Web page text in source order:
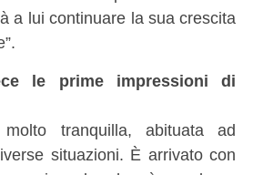
a lui continuare la sua crescita
le prime impressioni di
tranquilla, abituata ad
situazioni. È arrivato con